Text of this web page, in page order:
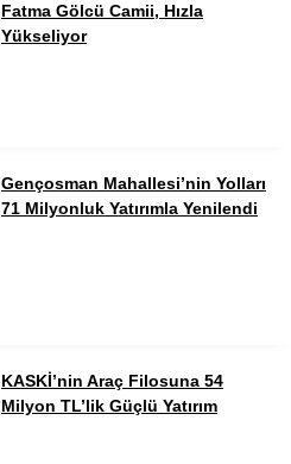
Fatma Gölcü Camii, Hızla
Yükseliyor
Gençosman Mahallesi’nin Yolları
71 Milyonluk Yatırımla Yenilendi
KASKİ’nin Araç Filosuna 54
Milyon TL’lik Güçlü Yatırım